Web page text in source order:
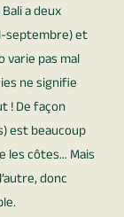
a deux
septembre) et
varie pas mal
ne signifie
! De façon
est beaucoup
les côtes… Mais
donc